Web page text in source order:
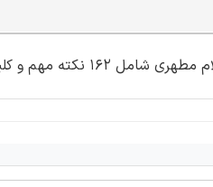
162 نکته مهم و کلیدی